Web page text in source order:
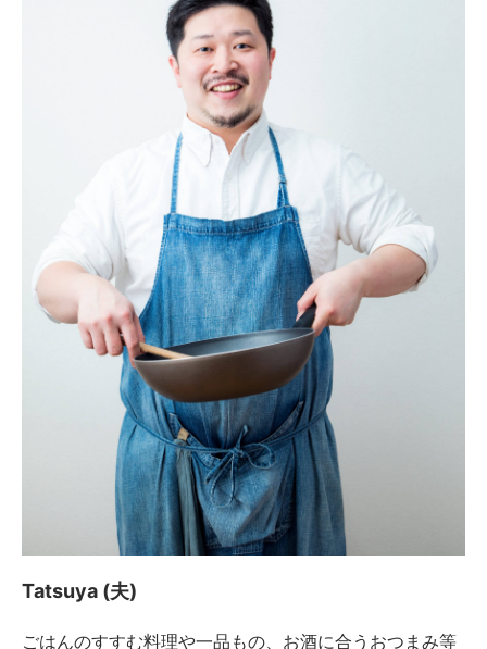
Tatsuya (夫)
ごはんのすすむ料理や一品もの、お酒に合うおつまみ等